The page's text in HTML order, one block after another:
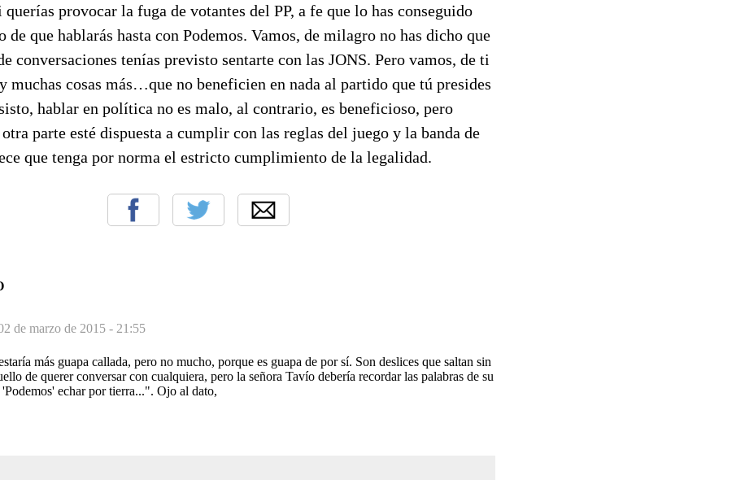
querías provocar la fuga de votantes del PP, a fe que lo has conseguido
de que hablarás hasta con Podemos. Vamos, de milagro no has dicho que
conversaciones tenías previsto sentarte con las JONS. Pero vamos, de ti
muchas cosas más…que no beneficien en nada al partido que tú presides
hablar en política no es malo, al contrario, es beneficioso, pero
parte esté dispuesta a cumplir con las reglas del juego y la banda de
que tenga por norma el estricto cumplimiento de la legalidad.
de marzo de 2015 - 21:55
más guapa callada, pero no mucho, porque es guapa de por sí. Son deslices que saltan sin
de querer conversar con cualquiera, pero la señora Tavío debería recordar las palabras de su
echar por tierra...". Ojo al dato,